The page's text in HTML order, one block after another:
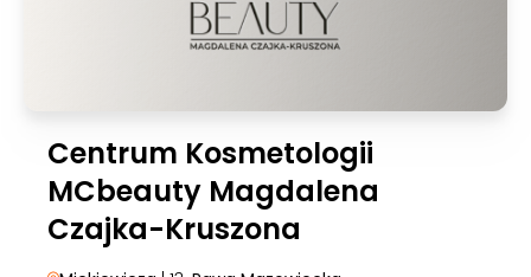
Centrum Kosmetologii
MCbeauty Magdalena
Czajka-Kruszona